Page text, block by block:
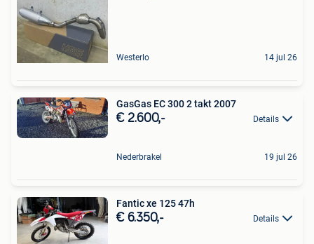
Westerlo 14 jul 26
GasGas EC 300 2 takt 2007
€ 2.600,- Details
Nederbrakel 19 jul 26
Fantic xe 125 47h
€ 6.350,- Details